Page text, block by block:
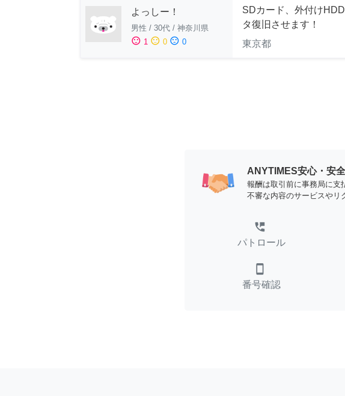
よっしー！
男性 / 30代 / 神奈川県
sentiment_satisfied 1 sentiment_neutral 0 sentiment_dissatisfied 0
SDカード、外付け
タ復旧させます！
東京都
ANYTIMES安心・安
報酬は取引前に事務局に支
不審な内容のサービスやリ
perm_phone_msg
パトロール
smartphone
番号確認